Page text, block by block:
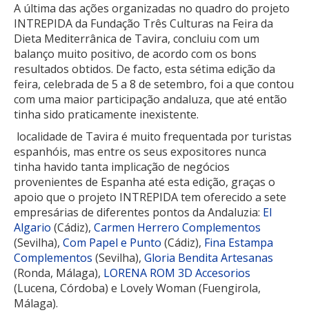
A última das ações organizadas no quadro do projeto
INTREPIDA da Fundação Três Culturas na Feira da
Dieta Mediterrânica de Tavira, concluiu com um
balanço muito positivo, de acordo com os bons
resultados obtidos. De facto, esta sétima edição da
feira, celebrada de 5 a 8 de setembro, foi a que contou
com uma maior participação andaluza, que até então
tinha sido praticamente inexistente.
localidade de Tavira é muito frequentada por turistas
espanhóis, mas entre os seus expositores nunca
tinha havido tanta implicação de negócios
provenientes de Espanha até esta edição, graças o
apoio que o projeto INTREPIDA tem oferecido a sete
empresárias de diferentes pontos da Andaluzia: El
Algario (Cádiz), Carmen Herrero Complementos
(Sevilha), Com Papel e Punto (Cádiz), Fina Estampa
Complementos (Sevilha), Gloria Bendita Artesanas
(Ronda, Málaga), LORENA ROM 3D Accesorios
(Lucena, Córdoba) e Lovely Woman (Fuengirola,
Málaga).